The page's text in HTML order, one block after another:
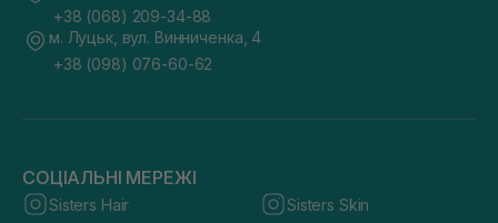
+38 (068) 209-34-88
м. Луцьк, вул. Винниченка, 4
+38 (098) 076-60-62
СОЦІАЛЬНІ МЕРЕЖІ
Sisters Hair Sisters Skin